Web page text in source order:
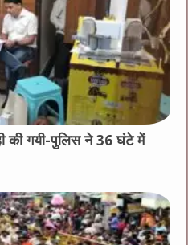
की गयी-पुलिस ने 36 घंटे में